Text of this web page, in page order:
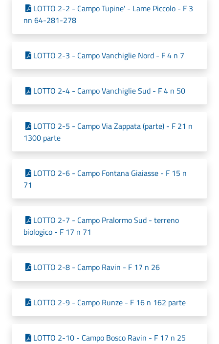
LOTTO 2-2 - Campo Tupine' - Lame Piccolo - F 3
nn 64-281-278
LOTTO 2-3 - Campo Vanchiglie Nord - F 4 n 7
LOTTO 2-4 - Campo Vanchiglie Sud - F 4 n 50
LOTTO 2-5 - Campo Via Zappata (parte) - F 21 n
1300 parte
LOTTO 2-6 - Campo Fontana Giaiasse - F 15 n
71
LOTTO 2-7 - Campo Pralormo Sud - terreno
biologico - F 17 n 71
LOTTO 2-8 - Campo Ravin - F 17 n 26
LOTTO 2-9 - Campo Runze - F 16 n 162 parte
LOTTO 2-10 - Campo Bosco Ravin - F 17 n 25